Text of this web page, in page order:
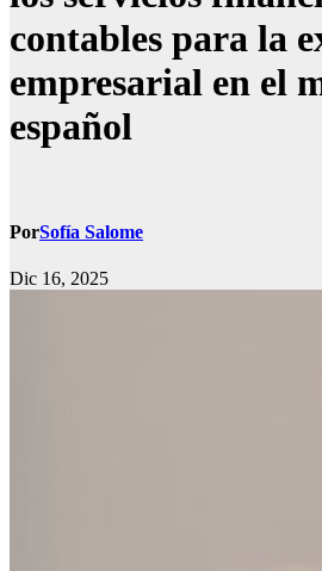
contables para la
empresarial en el
español
PorSofía Salome
Dic 16, 2025